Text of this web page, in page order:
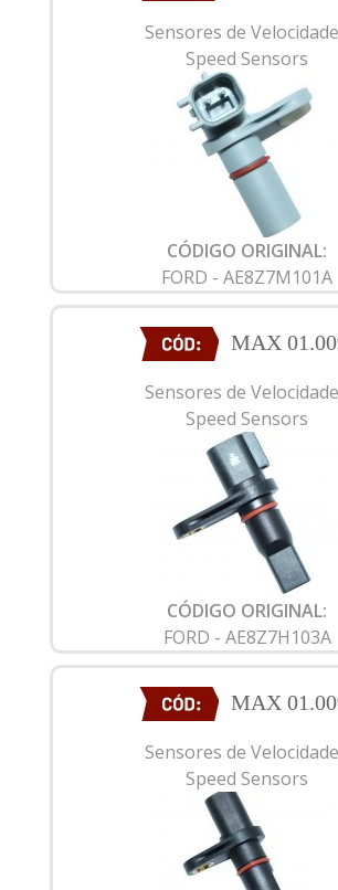
Sensores de
Speed Sensors
CÓDIGO ORIGINAL:
FORD - AE8Z7M101A
MAX
Sensores de
Speed Sensors
CÓDIGO ORIGINAL:
FORD - AE8Z7H103A
MAX
Sensores de
Speed Sensors